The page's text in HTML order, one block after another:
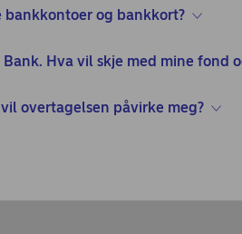
bankkontoer og bankkort?
Bank. Hva vil skje med mine fond
overtagelsen påvirke meg?